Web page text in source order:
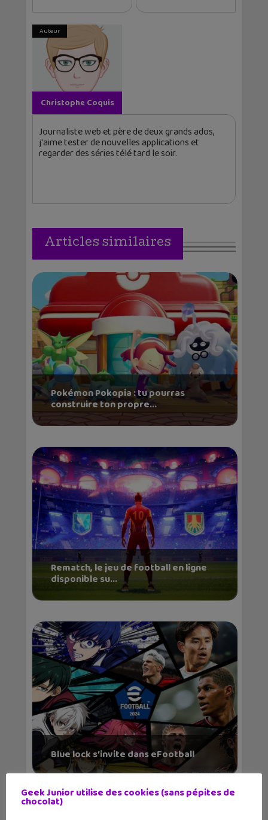
Auteur
Christophe Coquis
Journaliste web et père de deux grands ados,
j'aime tester de nouvelles applications et
regarder des séries télé tard le soir.
Articles similaires
Pokémon Pokopia : tu pourras
construire ton propre...
Rematch, le jeu de football en ligne
disponible su...
Blue lock s’invite dans eFootball
Geek Junior utilise des cookies (sans pépites de
chocolat)